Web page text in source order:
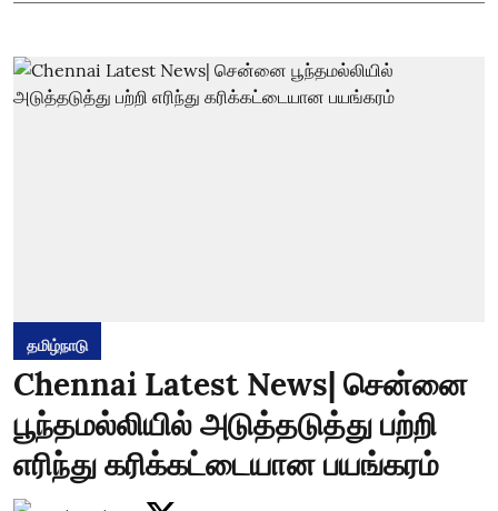
தமிழ்நாடு
Chennai Latest News| சென்னை
பூந்தமல்லியில் அடுத்தடுத்து பற்றி
எரிந்து கரிக்கட்டையான பயங்கரம்